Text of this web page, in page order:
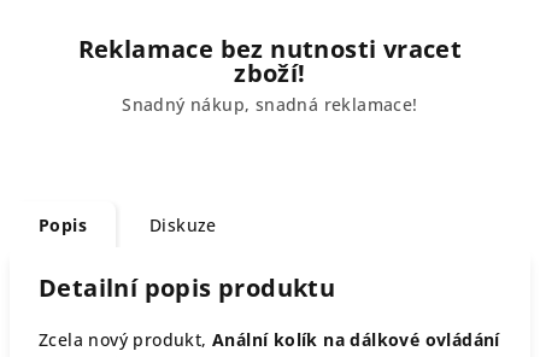
Reklamace bez nutnosti vracet
zboží!
Snadný nákup, snadná reklamace!
Popis Diskuze
Detailní popis produktu
Zcela nový produkt, Anální kolík na dálkové ovládání